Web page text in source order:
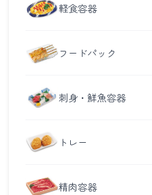
軽食容器
フードパック
刺身・鮮魚容器
トレー
精肉容器